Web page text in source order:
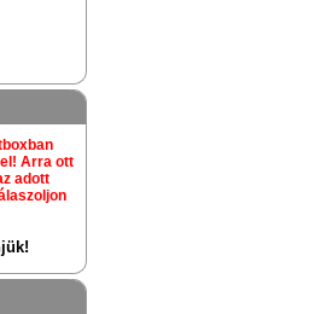
Arra ott
adott